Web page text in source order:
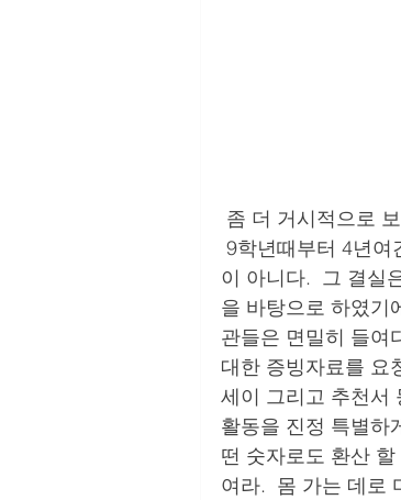
9학년때부터 4년여
이 아니다.  그 결실
을 바탕으로 하였기
관들은 면밀히 들여
대한 증빙자료를 요
세이 그리고 추천서
활동을 진정 특별하
떤 숫자로도 환산
여라.  몸 가는 데로